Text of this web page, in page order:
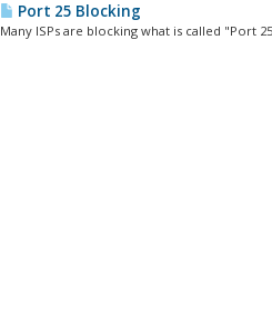
Port 25 Blocking
Many ISPs are blocking what is called "Port